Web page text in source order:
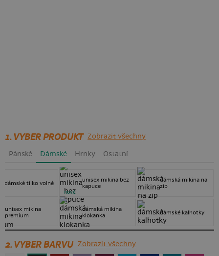
1. VYBER PRODUKT Zobrazit všechny
Pánské Dámské Hrnky Ostatní
dámské tílko volné
unisex mikina
premium
unisex mikina bez
kapuce
nové
dámská mikina
klokanka
dámská mikina na
zip
dámské kalhotky
2. VYBER BARVU Zobrazit všechny